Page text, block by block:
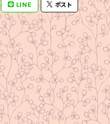
LINE ポスト